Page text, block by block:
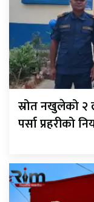
स्रोत नखुलेको २
पर्सा प्रहरीको